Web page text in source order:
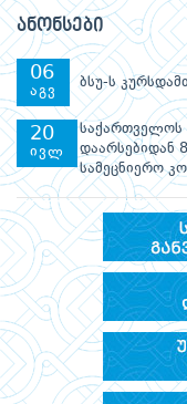
ანონსები
06
აგვ
ბსუ-ს
20
ივლ
საქართველოს
დაარსებიდან
სამეცნიერო